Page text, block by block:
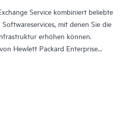
Service kombiniert beliebte
mit denen Sie die
erhöhen können.
Hewlett Packard Enterprise
und Softwareproblemen zu